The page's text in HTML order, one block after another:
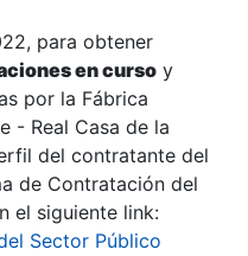
para obtener
en curso y
por la Fábrica
- Real Casa de la
del contratante del
de Contratación del
el siguiente link:
Sector Público